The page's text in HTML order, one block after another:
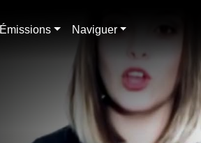
Émissions Naviguer